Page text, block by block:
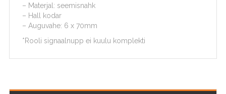
– Materjal: seemisnahk
– Hall kodar
– Auguvahe: 6 x 70mm
*Rooli signaalnupp ei kuulu komplekti